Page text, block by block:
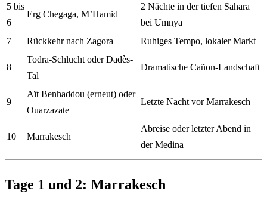
5 bis
6
Erg Chegaga, M’Hamid
2 Nächte in der tiefen Sahara
bei Umnya
7
Rückkehr nach Zagora Ruhiges Tempo, lokaler Markt
8
Todra-Schlucht oder Dadès-
Tal
Dramatische Cañon-Landschaft
9
Aït Benhaddou (erneut) oder
Ouarzazate
Letzte Nacht vor Marrakesch
10 Marrakesch
Abreise oder letzter Abend in
der Medina
Tage 1 und 2: Marrakesch